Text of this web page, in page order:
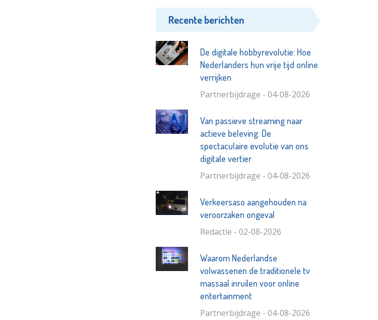
Recente berichten
De digitale hobbyrevolutie: Hoe
Nederlanders hun vrije tijd online
verrijken
Partnerbijdrage - 04-08-2026
Van passieve streaming naar
actieve beleving: De
spectaculaire evolutie van ons
digitale vertier
Partnerbijdrage - 04-08-2026
Verkeersaso aangehouden na
veroorzaken ongeval
Redactie - 02-08-2026
Waarom Nederlandse
volwassenen de traditionele tv
massaal inruilen voor online
entertainment
Partnerbijdrage - 04-08-2026